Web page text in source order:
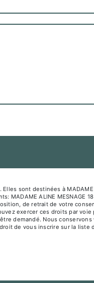
sont destinées à MADAME
ALINE MESNAGE
de retrait de votre
exercer ces droits par voie
demandé. Nous
de vous inscrire sur la liste